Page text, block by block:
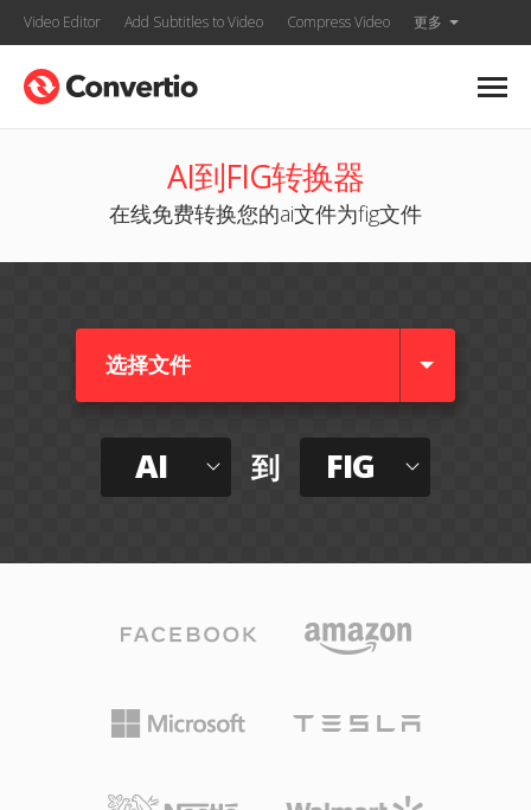
Video Editor Add Subtitles to Video Compress Video 更多
AI到FIG转换器
在线免费转换您的ai文件为fig文件
选择文件
AI 到 FIG